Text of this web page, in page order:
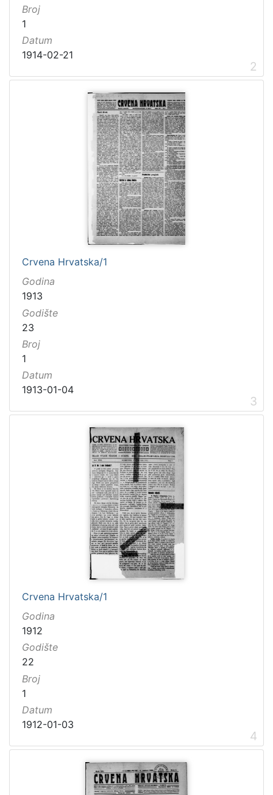
Broj
1
Datum
1914-02-21
2
Crvena Hrvatska/1
Godina
1913
Godište
23
Broj
1
Datum
1913-01-04
3
Crvena Hrvatska/1
Godina
1912
Godište
22
Broj
1
Datum
1912-01-03
4